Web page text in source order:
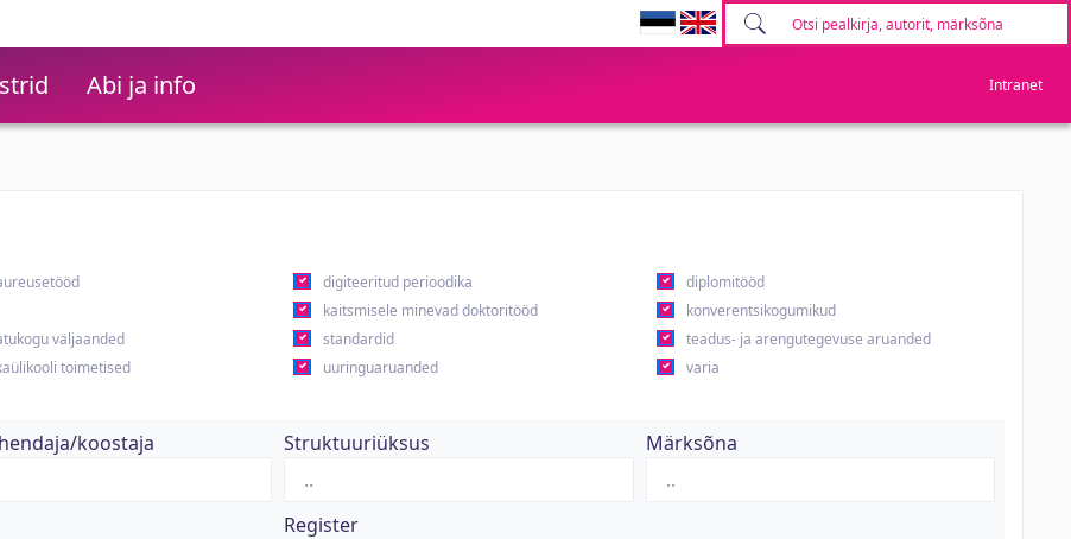
Abi ja info Intranet
digiteeritud perioodika
diplomitööd
kaitsmisele minevad doktoritööd
konverentsikogumikud
väljaanded standardid
teadus- ja arengutegevuse aruanded
toimetised uuringuaruanded
varia
koostaja Struktuuriüksus Märksõna
Register